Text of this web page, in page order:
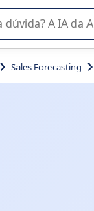
o orienta
Sales Forecasting